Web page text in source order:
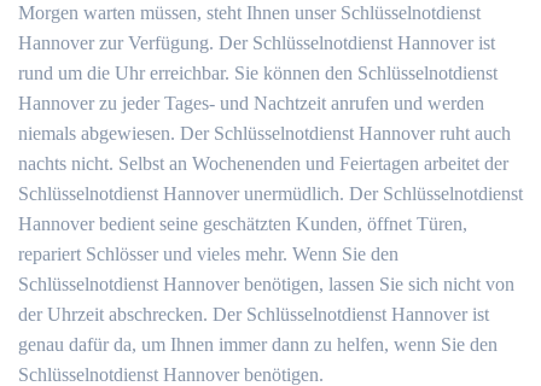
Morgen warten müssen, steht Ihnen unser Schlüsselnotdienst
Hannover zur Verfügung. Der Schlüsselnotdienst Hannover ist
rund um die Uhr erreichbar. Sie können den Schlüsselnotdienst
Hannover zu jeder Tages- und Nachtzeit anrufen und werden
niemals abgewiesen. Der Schlüsselnotdienst Hannover ruht auch
nachts nicht. Selbst an Wochenenden und Feiertagen arbeitet der
Schlüsselnotdienst Hannover unermüdlich. Der Schlüsselnotdienst
Hannover bedient seine geschätzten Kunden, öffnet Türen,
repariert Schlösser und vieles mehr. Wenn Sie den
Schlüsselnotdienst Hannover benötigen, lassen Sie sich nicht von
der Uhrzeit abschrecken. Der Schlüsselnotdienst Hannover ist
genau dafür da, um Ihnen immer dann zu helfen, wenn Sie den
Schlüsselnotdienst Hannover benötigen.